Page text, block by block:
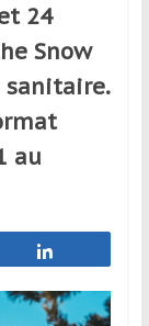
24
Snow
sanitaire.
au